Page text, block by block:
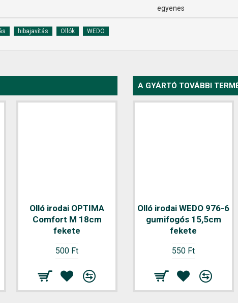
egyenes
hibajavítás Ollók WEDO
Olló irodai OPTIMA
Comfort M 18cm
fekete
500 Ft
A GYÁRTÓ TOVÁBBI
Olló irodai WEDO 976-6
gumifogós 15,5cm
fekete
550 Ft